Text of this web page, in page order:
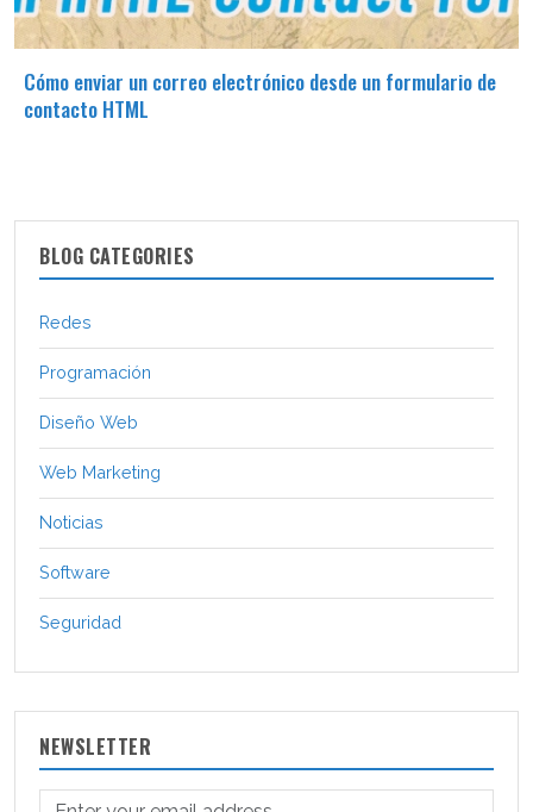
Cómo enviar un correo electrónico desde un formulario de
contacto HTML
BLOG CATEGORIES
Redes
Programación
Diseño Web
Web Marketing
Noticias
Software
Seguridad
NEWSLETTER